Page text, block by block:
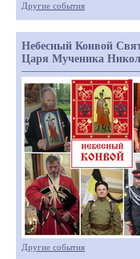
Другие события
Небесный Конвой
Царя Мученика
Другие события